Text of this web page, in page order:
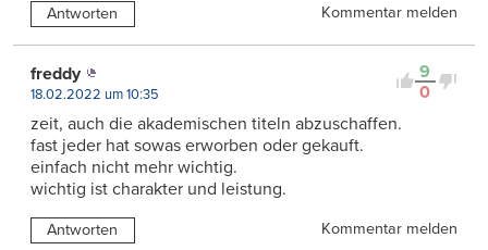
Antworten Kommentar melden
9
0
freddy
18.02.2022 um 10:35
zeit, auch die akademischen titeln abzuschaffen.
fast jeder hat sowas erworben oder gekauft.
einfach nicht mehr wichtig.
wichtig ist charakter und leistung.
Antworten Kommentar melden